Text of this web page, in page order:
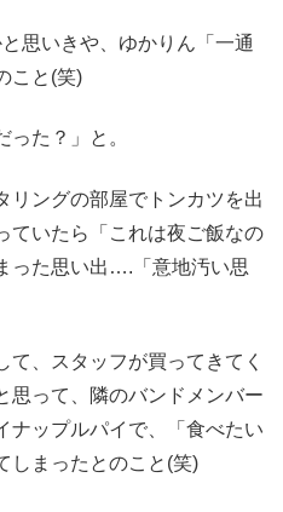
思いきや、ゆかりん「一通
こと(笑)
た？」と。
リングの部屋でトンカツを出
ていたら「これは夜ご飯なの
った思い出….「意地汚い思
て、スタッフが買ってきてく
思って、隣のバンドメンバー
ナップルパイで、「食べたい
しまったとのこと(笑)